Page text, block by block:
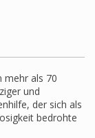
mehr als 70
und
der sich als
bedrohte